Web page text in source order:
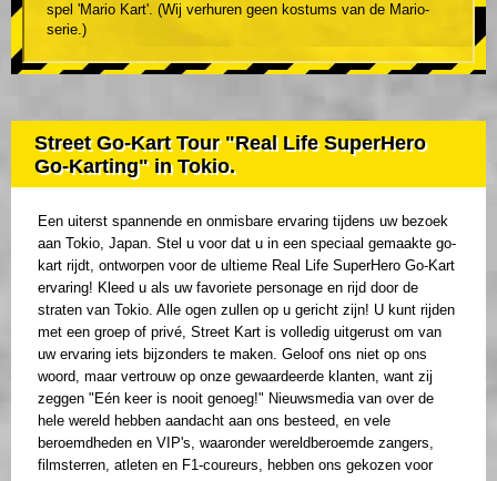
spel 'Mario Kart'. (Wij verhuren geen kostums van de Mario-
serie.)
Street Go-Kart Tour "Real Life SuperHero
Go-Karting" in Tokio.
Een uiterst spannende en onmisbare ervaring tijdens uw bezoek
aan Tokio, Japan. Stel u voor dat u in een speciaal gemaakte go-
kart rijdt, ontworpen voor de ultieme Real Life SuperHero Go-Kart
ervaring! Kleed u als uw favoriete personage en rijd door de
straten van Tokio. Alle ogen zullen op u gericht zijn! U kunt rijden
met een groep of privé, Street Kart is volledig uitgerust om van
uw ervaring iets bijzonders te maken. Geloof ons niet op ons
woord, maar vertrouw op onze gewaardeerde klanten, want zij
zeggen "Eén keer is nooit genoeg!" Nieuwsmedia van over de
hele wereld hebben aandacht aan ons besteed, en vele
beroemdheden en VIP's, waaronder wereldberoemde zangers,
filmsterren, atleten en F1-coureurs, hebben ons gekozen voor